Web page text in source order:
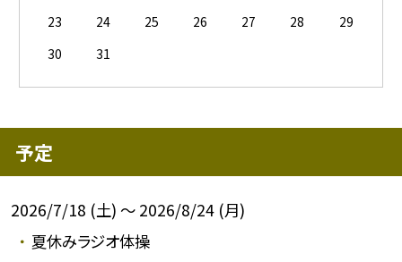
23
24 25 26 27 28
29
30
31
予定
2026/7/18 (土) ～ 2026/8/24 (月)
夏休みラジオ体操